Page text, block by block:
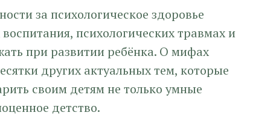
за психологическое здоровье
психологических травмах и
при развитии ребёнка. О мифах
других актуальных тем, которые
своим детям не только умные
детство.